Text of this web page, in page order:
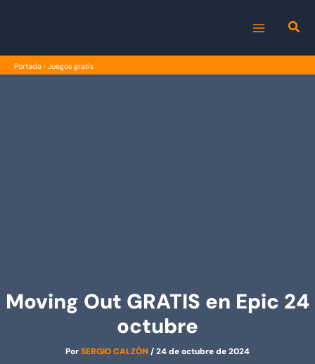
MENU
Portada › Juegos gratis
Moving Out GRATIS en Epic 24
octubre
PorSERGIO CALZÓN /24 de octubre de 2024